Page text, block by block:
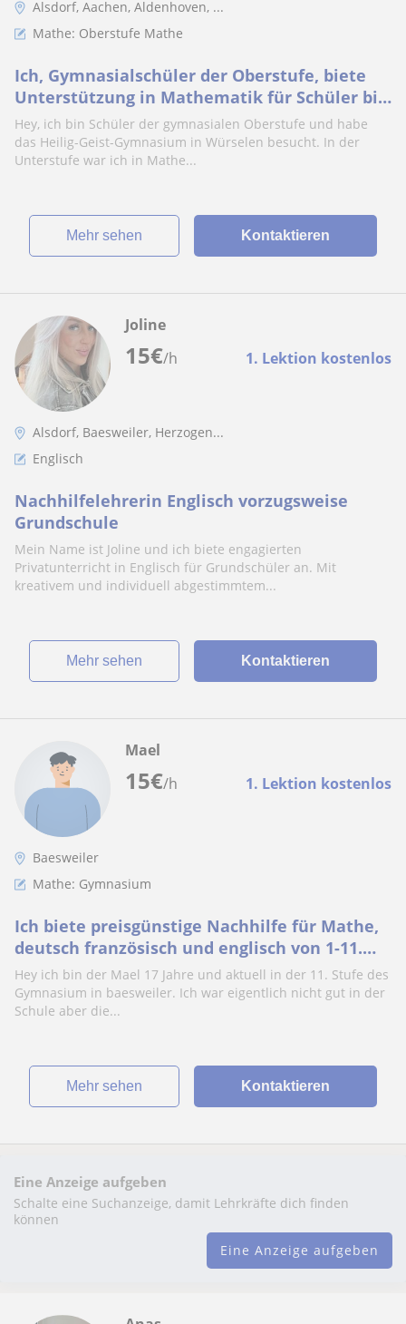
Alsdorf, Aachen, Aldenhoven, ...
Mathe: Oberstufe Mathe
Ich, Gymnasialschüler der Oberstufe, biete
Unterstützung in Mathematik für Schüler bis
zur 10. Klasse. Melden
Hey, ich bin Schüler der gymnasialen Oberstufe und habe
das Heilig-Geist-Gymnasium in Würselen besucht. In der
Unterstufe war ich in Mathe...
Mehr sehen Kontaktieren
15€/h 1. Lektion kostenlos
Joline
Alsdorf, Baesweiler, Herzogen...
Englisch
Nachhilfelehrerin Englisch vorzugsweise
Grundschule
Mein Name ist Joline und ich biete engagierten
Privatunterricht in Englisch für Grundschüler an. Mit
kreativem und individuell abgestimmtem...
Mehr sehen Kontaktieren
15€/h 1. Lektion kostenlos
Mael
Baesweiler
Mathe: Gymnasium
Ich biete preisgünstige Nachhilfe für Mathe,
deutsch französisch und englisch von 1-11.
Klasse
Hey ich bin der Mael 17 Jahre und aktuell in der 11. Stufe des
Gymnasium in baesweiler. Ich war eigentlich nicht gut in der
Schule aber die...
Mehr sehen Kontaktieren
Eine Anzeige aufgeben
Schalte eine Suchanzeige, damit Lehrkräfte dich finden
können
Eine Anzeige aufgeben